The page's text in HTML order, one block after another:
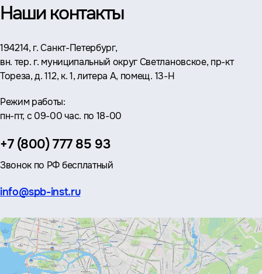
Наши контакты
Адрес:
194214, г. Санкт-Петербург,
вн. тер. г. муниципальный округ Светлановское, пр-кт
Тореза, д. 112, к. 1, литера А, помещ. 13-Н
Режим работы:
пн-пт, с 09-00 час. по 18-00
Телефон:
+7 (800) 777 85 93
Звонок по РФ бесплатный
Эл.
info@spb-inst.ru